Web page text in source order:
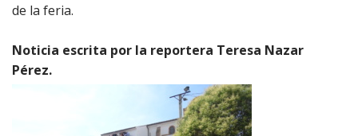
de la feria.
Noticia escrita por la reportera Teresa Nazar
Pérez.